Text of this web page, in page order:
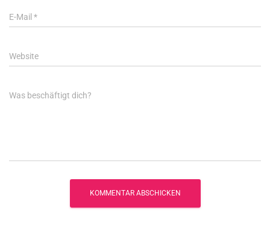
E-Mail *
Website
Was beschäftigt dich?